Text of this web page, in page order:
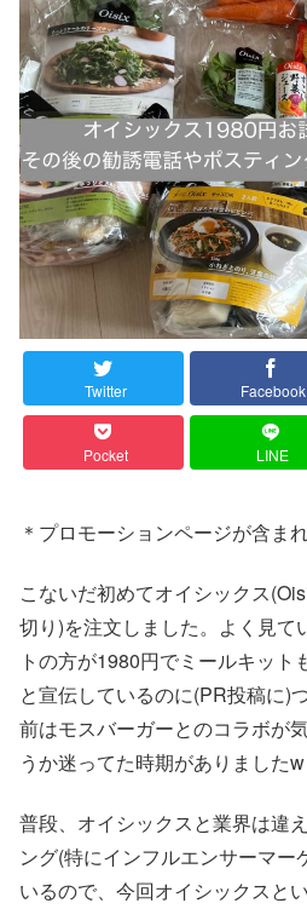
Twitter Facebook
Pocket LINE
＊プロモーションページが含ま
こないだ初めてオイシックス
切り)を注文しました。よく見て
トの方が1980円でミールキット
と宣伝しているのに(PR投稿に)
前はモスバーガーとのコラボが
うか迷ってた時期がありましたw
普段、オイシックスと業界は違
ング(特にインフルエンサーマー
いるので、今回オイシックスと